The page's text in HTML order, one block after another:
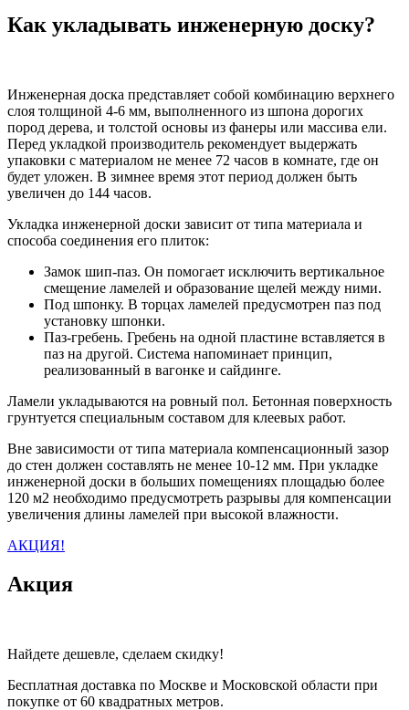
Как укладывать инженерную доску?
Инженерная доска представляет собой комбинацию верхнего
слоя толщиной 4-6 мм, выполненного из шпона дорогих
пород дерева, и толстой основы из фанеры или массива ели.
Перед укладкой производитель рекомендует выдержать
упаковки с материалом не менее 72 часов в комнате, где он
будет уложен. В зимнее время этот период должен быть
увеличен до 144 часов.
Укладка инженерной доски зависит от типа материала и
способа соединения его плиток:
Замок шип-паз. Он помогает исключить вертикальное
смещение ламелей и образование щелей между ними.
Под шпонку. В торцах ламелей предусмотрен паз под
установку шпонки.
Паз-гребень. Гребень на одной пластине вставляется в
паз на другой. Система напоминает принцип,
реализованный в вагонке и сайдинге.
Ламели укладываются на ровный пол. Бетонная поверхность
грунтуется специальным составом для клеевых работ.
Вне зависимости от типа материала компенсационный зазор
до стен должен составлять не менее 10-12 мм. При укладке
инженерной доски в больших помещениях площадью более
120 м2 необходимо предусмотреть разрывы для компенсации
увеличения длины ламелей при высокой влажности.
АКЦИЯ!
Акция
Найдете дешевле, сделаем скидку!
Бесплатная доставка по Москве и Московской области при
покупке от 60 квадратных метров.